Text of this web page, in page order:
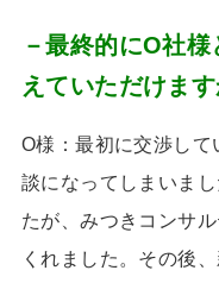
－最終的にO社
えていただけます
O様：最初に交渉し
談になってしまいま
たが、みつきコンサ
くれました。その後